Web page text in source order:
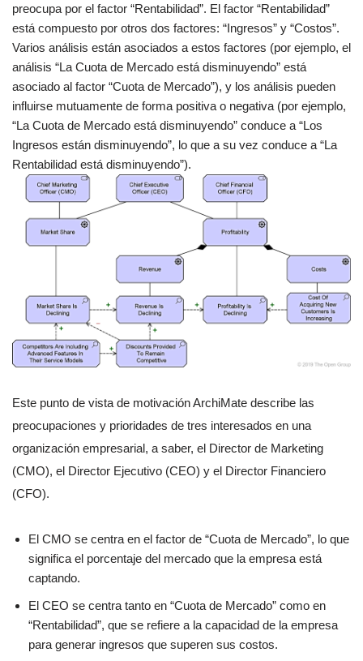
preocupa por el factor “Rentabilidad”. El factor “Rentabilidad”
está compuesto por otros dos factores: “Ingresos” y “Costos”.
Varios análisis están asociados a estos factores (por ejemplo, el
análisis “La Cuota de Mercado está disminuyendo” está
asociado al factor “Cuota de Mercado”), y los análisis pueden
influirse mutuamente de forma positiva o negativa (por ejemplo,
“La Cuota de Mercado está disminuyendo” conduce a “Los
Ingresos están disminuyendo”, lo que a su vez conduce a “La
Rentabilidad está disminuyendo”).
Este punto de vista de motivación ArchiMate describe las
preocupaciones y prioridades de tres interesados en una
organización empresarial, a saber, el Director de Marketing
(CMO), el Director Ejecutivo (CEO) y el Director Financiero
(CFO).
El CMO se centra en el factor de “Cuota de Mercado”, lo que
significa el porcentaje del mercado que la empresa está
captando.
El CEO se centra tanto en “Cuota de Mercado” como en
“Rentabilidad”, que se refiere a la capacidad de la empresa
para generar ingresos que superen sus costos.